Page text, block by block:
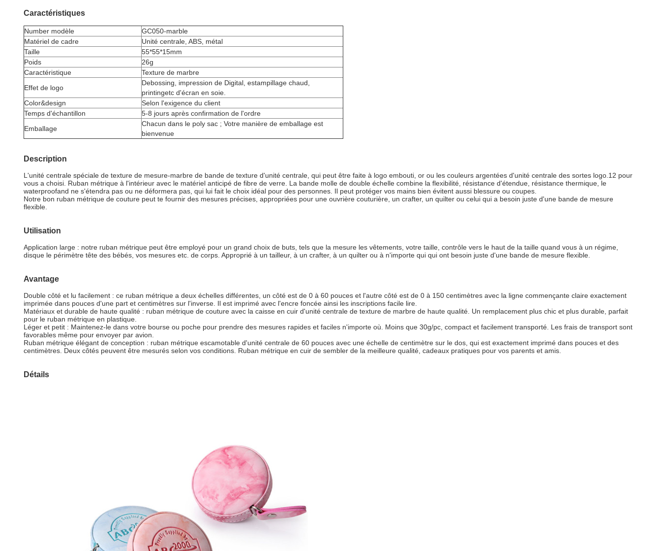
Caractéristiques
Number modèle
GC050-marble
Matériel de cadre
Unité centrale, ABS, métal
Taille
55*55*15mm
Poids
26g
Caractéristique
Texture de marbre
Effet de logo
Debossing, impression de Digital, estampillage chaud,
printingetc d'écran en soie.
Color&design
Selon l'exigence du client
Temps d'échantillon
5-8 jours après confirmation de l'ordre
Emballage
Chacun dans le poly sac ; Votre manière de emballage est
bienvenue
Description
L'unité centrale spéciale de texture de mesure-marbre de bande de texture d'unité centrale, qui peut être faite à logo embouti, or ou les couleurs argentées d'unité centrale des sortes logo.12 pour
vous a choisi. Ruban métrique à l'intérieur avec le matériel anticipé de fibre de verre. La bande molle de double échelle combine la flexibilité, résistance d'étendue, résistance thermique, le
waterproofand ne s'étendra pas ou ne déformera pas, qui lui fait le choix idéal pour des personnes. Il peut protéger vos mains bien évitent aussi blessure ou coupes.
Notre bon ruban métrique de couture peut te fournir des mesures précises, appropriées pour une ouvrière couturière, un crafter, un quilter ou celui qui a besoin juste d'une bande de mesure
flexible.
Utilisation
Application large : notre ruban métrique peut être employé pour un grand choix de buts, tels que la mesure les vêtements, votre taille, contrôle vers le haut de la taille quand vous à un régime,
disque le périmètre tête des bébés, vos mesures etc. de corps. Approprié à un tailleur, à un crafter, à un quilter ou à n'importe qui qui ont besoin juste d'une bande de mesure flexible.
Avantage
Double côté et lu facilement : ce ruban métrique a deux échelles différentes, un côté est de 0 à 60 pouces et l'autre côté est de 0 à 150 centimètres avec la ligne commençante claire exactement
imprimée dans pouces d'une part et centimètres sur l'inverse. Il est imprimé avec l'encre foncée ainsi les inscriptions facile lire.
Matériaux et durable de haute qualité : ruban métrique de couture avec la caisse en cuir d'unité centrale de texture de marbre de haute qualité. Un remplacement plus chic et plus durable, parfait
pour le ruban métrique en plastique.
Léger et petit : Maintenez-le dans votre bourse ou poche pour prendre des mesures rapides et faciles n'importe où. Moins que 30g/pc, compact et facilement transporté. Les frais de transport sont
favorables même pour envoyer par avion.
Ruban métrique élégant de conception : ruban métrique escamotable d'unité centrale de 60 pouces avec une échelle de centimètre sur le dos, qui est exactement imprimé dans pouces et des
centimètres. Deux côtés peuvent être mesurés selon vos conditions. Ruban métrique en cuir de sembler de la meilleure qualité, cadeaux pratiques pour vos parents et amis.
Détails